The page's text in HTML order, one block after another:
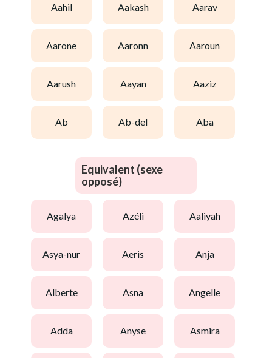
aahil aakash aarav
aarone aaronn aaroun
aarush aayan aaziz
ab ab-del aba
Equivalent (sexe
opposé)
agalya azéli aaliyah
asya-nur aeris anja
alberte asna angelle
adda anyse asmira